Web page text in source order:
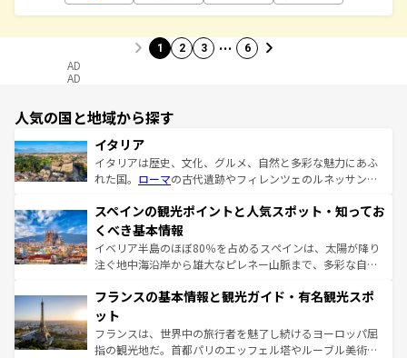
1 2 3 … 6
AD
AD
人気の国と地域から探す
イタリア
イタリアは歴史、文化、グルメ、自然と多彩な魅力にあふ
れた国。 ローマの古代遺跡やフィレンツェのルネッサンス
ろん、トスカーナの美しい田園風景やアマルフィ海岸の絶
景など、自然景観も見逃せない。観光の合間には、本場の
ピザやパスタなど、絶品のイタリア料理を堪能することも
できる。朝目覚めてから夜眠るまで、すべての瞬間を楽し
なお、新着のイタリア情報はコンテンツ一覧を参照してほ
しい。
スペインの観光ポイントと人気スポット・知ってお
くべき基本情報
イベリア半島のほぼ80％を占めるスペインは、太陽が降り
注ぐ地中海沿岸から雄大なピレネー山脈まで、多彩な自然
文化が根付くこの国では、情熱的なフラメンコ、熱気あふ
れる闘牛、そして美味しいタパスが生活の一部となってい
る。首都マドリードの洗練された雰囲気や、バルセロナの
アートに溢れた街角から、地方では古代ローマ遺跡や中世
フランスの基本情報と観光ガイド・有名観光スポ
ット
フランスは、世界中の旅行者を魅了し続けるヨーロッパ屈
指の観光地だ。首都パリのエッフェル塔やルーブル美術館